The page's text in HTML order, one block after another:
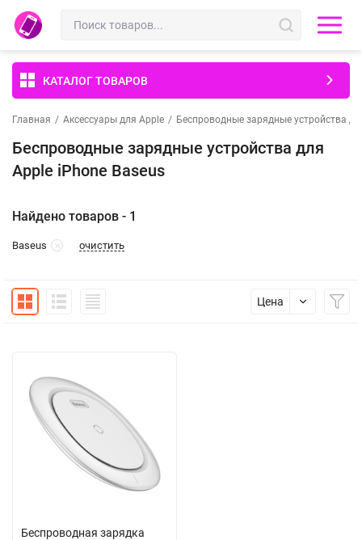
КАТАЛОГ ТОВАРОВ
Главная / Аксессуары для Apple / Беспроводные зарядные устройства
Беспроводные зарядные устройства для
Apple iPhone Baseus
Найдено товаров - 1
Baseus очистить
Цена
Беспроводная зарядка